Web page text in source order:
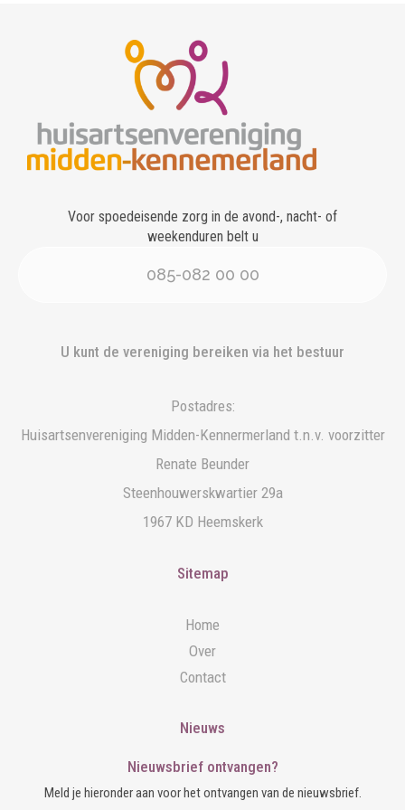
Voor spoedeisende zorg in de avond-, nacht- of
weekenduren belt u
085-082 00 00
U kunt de vereniging bereiken via het bestuur
Postadres:
Huisartsenvereniging Midden-Kennermerland t.n.v. voorzitter
Renate Beunder
Steenhouwerskwartier 29a
1967 KD Heemskerk
Sitemap
Home
Over
Contact
Nieuws
Nieuwsbrief ontvangen?
Meld je hieronder aan voor het ontvangen van de nieuwsbrief.